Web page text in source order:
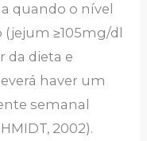
quando o nível
≥105mg/dl
da dieta e
haver um
semanal
2002).